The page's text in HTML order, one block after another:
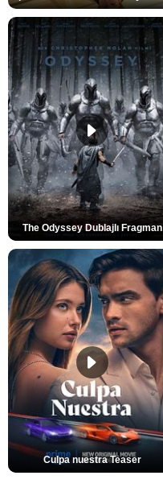
The Odyssey Dublajlı Fragman
Culpa nuestra Teaser